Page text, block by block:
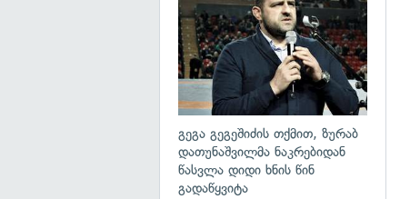
გეგა გეგეშიძის თქმით, ზურაბ
დათუნაშვილმა ნაკრებიდან
წასვლა დიდი ხნის წინ
გადაწყვიტა